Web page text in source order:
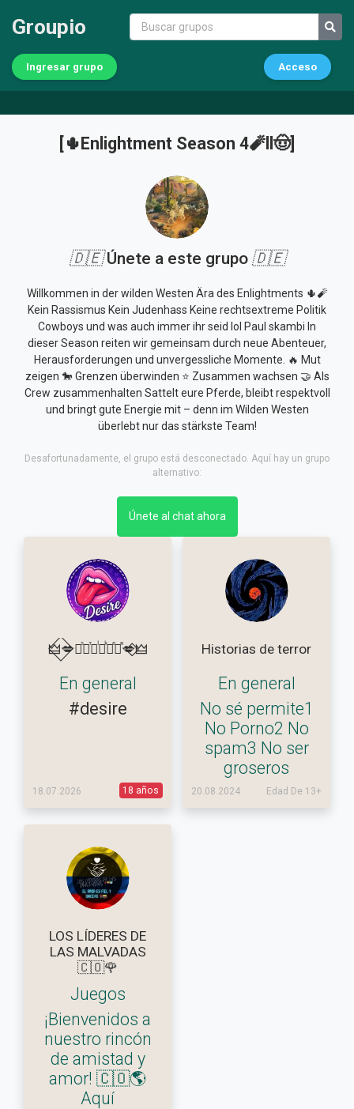
Groupio
Ingresar grupo Acceso
[🌵Enlightment Season 4🧨ll🤠]
🇩🇪Únete a este grupo 🇩🇪
Willkommen in der wilden Westen Ära des Enlightments 🌵🧨
Kein Rassismus Kein Judenhass Keine rechtsextreme Politik
Cowboys und was auch immer ihr seid lol Paul skambi In
dieser Season reiten wir gemeinsam durch neue Abenteuer,
Herausforderungen und unvergessliche Momente. 🔥 Mut
zeigen 🐎 Grenzen überwinden ⭐ Zusammen wachsen 🤝 Als
Crew zusammenhalten Sattelt eure Pferde, bleibt respektvoll
und bringt gute Energie mit – denn im Wilden Westen
überlebt nur das stärkste Team!
Desafortunadamente, el grupo está desconectado. Aquí hay un grupo
alternativo:
Únete al chat ahora
🜲⃟💋Ⓓᷤⓔⷮⓢᷝⓘᷜⓡⷷⓔᷢ💋⃟⃟🜲
En general
#desire
18.07.2026 18 años
Historias de terror
En general
No sé permite1
No Porno2 No
spam3 No ser
groseros
20.08.2024 Edad De 13+
LOS LÍDERES DE
LAS MALVADAS
🇨🇴🌹
Juegos
¡Bienvenidos a
nuestro rincón
de amistad y
amor! 🇨🇴🌎
Aquí